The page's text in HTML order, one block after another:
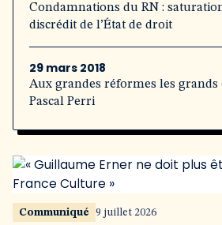
Condamnations du RN :
discrédit de l’État de droit
29 mars 2018
Aux grandes réformes les grands
Pascal Perri
Communiqué 9 juillet 2026